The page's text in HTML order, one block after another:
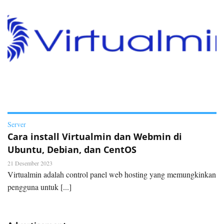
Server
Cara install Virtualmin dan Webmin di
Ubuntu, Debian, dan CentOS
21 Desember 2023
Virtualmin adalah control panel web hosting yang memungkinkan
pengguna untuk [...]